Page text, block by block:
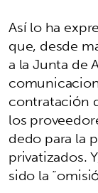
Así lo ha
que, desde
a la Junta de
contratación
los
dedo para la
privatizados.
sido la